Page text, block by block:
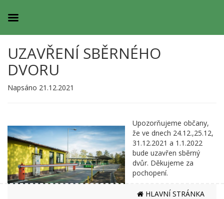
UZAVŘENÍ SBĚRNÉHO
DVORU
Napsáno 21.12.2021
Upozorňujeme občany,
že ve dnech 24.12.,25.12,
31.12.2021 a 1.1.2022
bude uzavřen sběrný
dvůr. Děkujeme za
pochopení.
HLAVNÍ STRÁNKA